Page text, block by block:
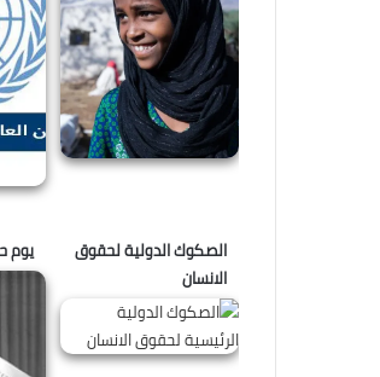
الصكوك الدولية لحقوق
الانسان
يوم